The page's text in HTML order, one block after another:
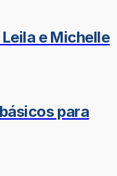
e Michelle
para